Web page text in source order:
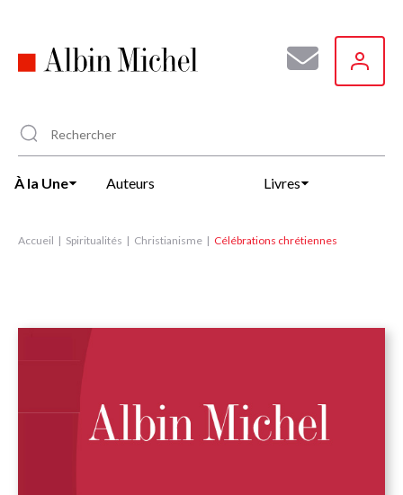
principal
À la Une Auteurs Livres
Accueil Spiritualités Christianisme Célébrations chrétiennes